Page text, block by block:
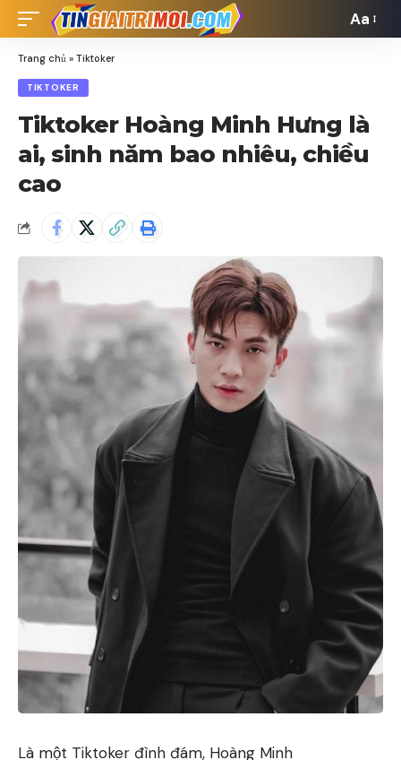
Font
Aa
Trang chủ » Tiktoker
TIKTOKER
Tiktoker Hoàng Minh Hưng là
ai, sinh năm bao nhiêu, chiều
cao
Là một Tiktoker đình đám, Hoàng Minh